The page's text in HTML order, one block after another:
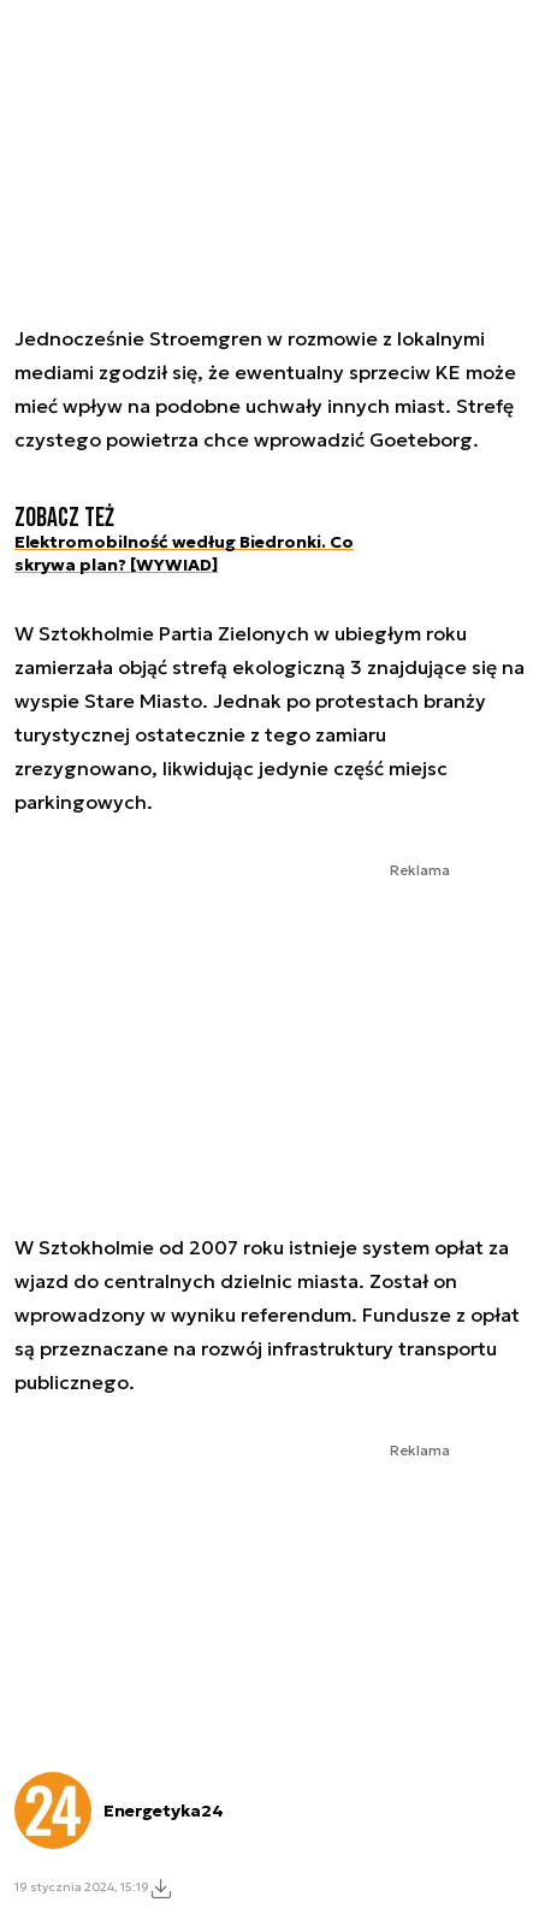
Jednocześnie Stroemgren w rozmowie z lokalnymi
mediami zgodził się, że ewentualny sprzeciw KE może
mieć wpływ na podobne uchwały innych miast. Strefę
czystego powietrza chce wprowadzić Goeteborg.
Zobacz też
Elektromobilność według Biedronki. Co
skrywa plan? [WYWIAD]
W Sztokholmie Partia Zielonych w ubiegłym roku
zamierzała objąć strefą ekologiczną 3 znajdujące się na
wyspie Stare Miasto. Jednak po protestach branży
turystycznej ostatecznie z tego zamiaru
zrezygnowano, likwidując jedynie część miejsc
parkingowych.
Reklama
W Sztokholmie od 2007 roku istnieje system opłat za
wjazd do centralnych dzielnic miasta. Został on
wprowadzony w wyniku referendum. Fundusze z opłat
są przeznaczane na rozwój infrastruktury transportu
publicznego.
Reklama
Energetyka24
19 stycznia 2024, 15:19